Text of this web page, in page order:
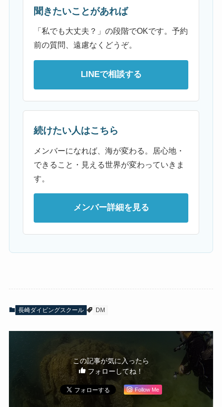
聞きたいことがあれば
「私でも大丈夫？」の段階でOKです。予約
前の質問、遠慮なくどうぞ。
LINEで相談する
続けたい人はこちら
メンバーになれば、海が変わる。居心地・
できること・見える世界が変わっていきま
す。
メンバー詳細を見る
長崎ダイビングスクール DM
この記事が気に入ったら
フォローしてね！
Follow Me